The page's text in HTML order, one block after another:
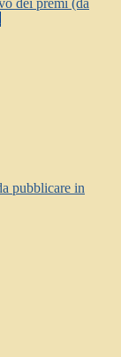
dei premi (da
pubblicare in